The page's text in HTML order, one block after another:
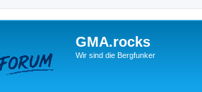
GMA.rocks
Wir sind die Bergfunker